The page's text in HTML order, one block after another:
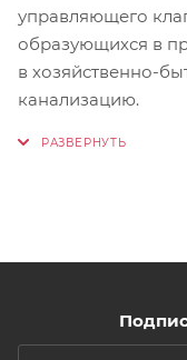
управляющего
образующихся в
в хозяйственно-
канализацию.